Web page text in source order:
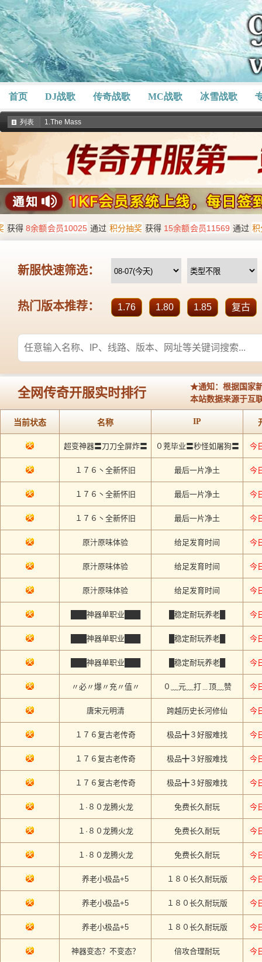
首页 DJ战歌 传奇战歌 MC战歌 冰雪战歌